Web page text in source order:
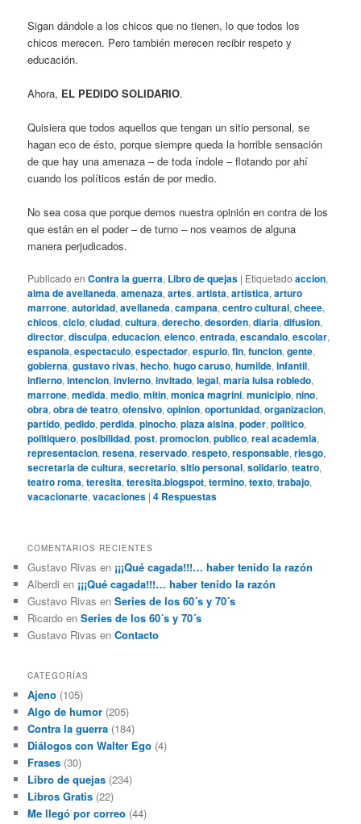
Sigan dándole a los chicos que no tienen, lo que todos los
chicos merecen. Pero también merecen recibir respeto y
educación.
Ahora, EL PEDIDO SOLIDARIO.
Quisiera que todos aquellos que tengan un sitio personal, se
hagan eco de ésto, porque siempre queda la horrible sensación
de que hay una amenaza – de toda índole – flotando por ahí
cuando los políticos están de por medio.
No sea cosa que porque demos nuestra opinión en contra de los
que están en el poder – de turno – nos veamos de alguna
manera perjudicados.
Publicado en Contra la guerra, Libro de quejas | Etiquetado accion,
alma de avellaneda,amenaza,artes,artista,artistica,arturo
marrone,autoridad,avellaneda,campana,centro cultural,cheee,
chicos,ciclo,ciudad,cultura,derecho,desorden,diaria,difusion,
director,disculpa,educacion,elenco,entrada,escandalo,escolar,
espanola,espectaculo,espectador,espurio,fin,funcion,gente,
gobierna,gustavo rivas,hecho,hugo caruso,humilde,infantil,
infierno,intencion,invierno,invitado,legal,maria luisa robledo,
marrone,medida,medio,mitin,monica magrini,municipio,nino,
obra,obra de teatro,ofensivo,opinion,oportunidad,organizacion,
partido,pedido,perdida,pinocho,plaza alsina,poder,politico,
politiquero,posibilidad,post,promocion,publico,real academia,
representacion,resena,reservado,respeto,responsable,riesgo,
secretaria de cultura,secretario,sitio personal,solidario,teatro,
teatro roma,teresita,teresita.blogspot,termino,texto,trabajo,
vacacionarte,vacaciones |4 Respuestas
COMENTARIOS RECIENTES
Gustavo Rivas en ¡¡¡Qué cagada!!!… haber tenido la razón
Alberdi en ¡¡¡Qué cagada!!!… haber tenido la razón
Gustavo Rivas enSeries de los 60´s y 70´s
Ricardo enSeries de los 60´s y 70´s
Gustavo Rivas enContacto
CATEGORÍAS
Ajeno (105)
Algo de humor (205)
Contra la guerra (184)
Diálogos con Walter Ego (4)
Frases (30)
Libro de quejas (234)
Libros Gratis (22)
Me llegó por correo (44)